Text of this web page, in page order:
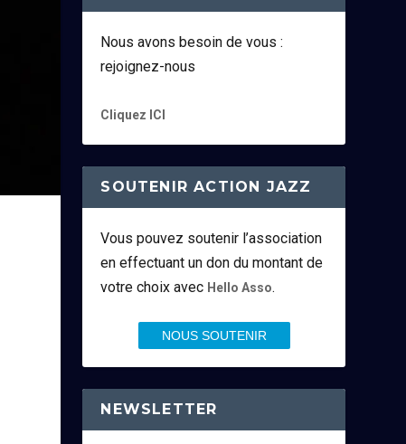
Nous avons besoin de vous :
rejoignez-nous
Cliquez ICI
SOUTENIR ACTION JAZZ
Vous pouvez soutenir l’association
en effectuant un don du montant de
votre choix avec Hello Asso.
NOUS SOUTENIR
NEWSLETTER